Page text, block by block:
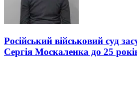
Російський військовий суд
Сергія Москаленка до 25